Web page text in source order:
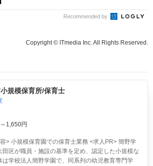
Recommended by
Copyright © ITmedia Inc. All Rights Reserved.
規模保育所/保育士
1,650円
> 小規模保育園での保育士業務 <求人PR> 簡野学
田区が職員・施設の基準を定め、認定した小規模な
は学校法人簡野学園で、同系列の幼児教育専門学